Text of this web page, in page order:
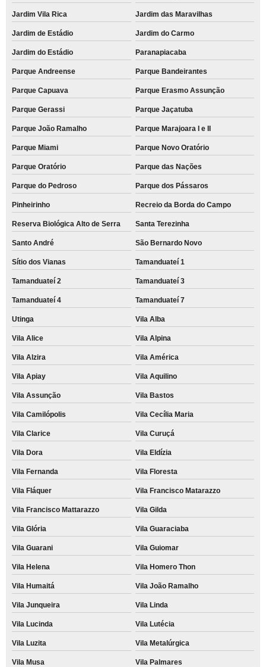
Jardim Vila Rica Jardim das Maravilhas
Jardim de Estádio Jardim do Carmo
Jardim do Estádio Paranapiacaba
Parque Andreense Parque Bandeirantes
Parque Capuava Parque Erasmo Assunção
Parque Gerassi Parque Jaçatuba
Parque João Ramalho Parque Marajoara I e II
Parque Miami Parque Novo Oratório
Parque Oratório Parque das Nações
Parque do Pedroso Parque dos Pássaros
Pinheirinho Recreio da Borda do Campo
Reserva Biológica Alto de Serra Santa Terezinha
Santo André São Bernardo Novo
Sítio dos Vianas Tamanduateí 1
Tamanduateí 2 Tamanduateí 3
Tamanduateí 4 Tamanduateí 7
Utinga Vila Alba
Vila Alice Vila Alpina
Vila Alzira Vila América
Vila Apiay Vila Aquilino
Vila Assunção Vila Bastos
Vila Camilópolis Vila Cecília Maria
Vila Clarice Vila Curuçá
Vila Dora Vila Eldízia
Vila Fernanda Vila Floresta
Vila Fláquer Vila Francisco Matarazzo
Vila Francisco Mattarazzo Vila Gilda
Vila Glória Vila Guaraciaba
Vila Guarani Vila Guiomar
Vila Helena Vila Homero Thon
Vila Humaitá Vila João Ramalho
Vila Junqueira Vila Linda
Vila Lucinda Vila Lutécia
Vila Luzita Vila Metalúrgica
Vila Musa Vila Palmares